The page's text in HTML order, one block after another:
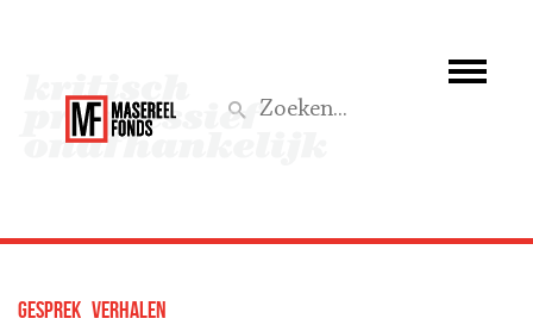
Wat we doen
gesprek Verhalen